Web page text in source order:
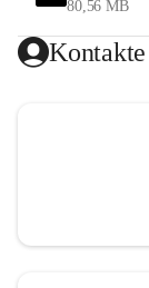
80,56 MB
Kontakte